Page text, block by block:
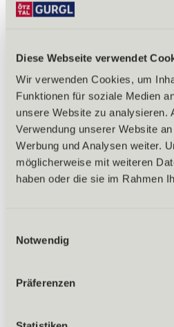
Diese Webseite verwendet
Wir verwenden Cookies, um
Funktionen für soziale Medien
unsere Website zu analysieren.
Verwendung unserer Website
Werbung und Analysen weiter.
möglicherweise mit weiteren
haben oder die sie im Rahmen
Notwendig
Präferenzen